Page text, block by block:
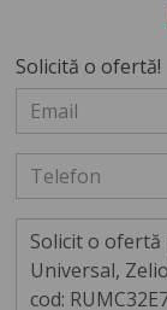
Solicită o ofertă!